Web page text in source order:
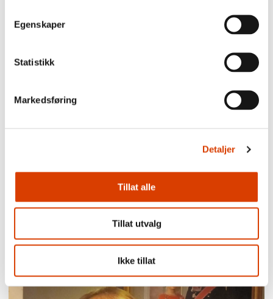
Egenskaper
Statistikk
Markedsføring
Detaljer
Tillat alle
Tillat utvalg
Ikke tillat
Siste saker
03.08.2026
Lucy Moffatt - Månedens oversetter